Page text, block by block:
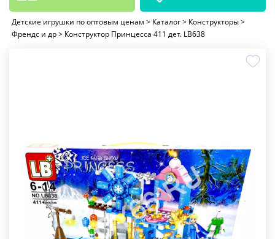
Детские игрушки по оптовым ценам > Каталог > Конструкторы >
Френдс и др > Конструктор Принцесса 411 дет. LB638